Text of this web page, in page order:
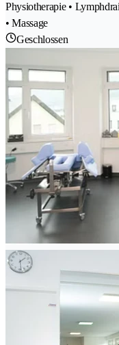
Physiotherapie •
• Massage
Geschlossen